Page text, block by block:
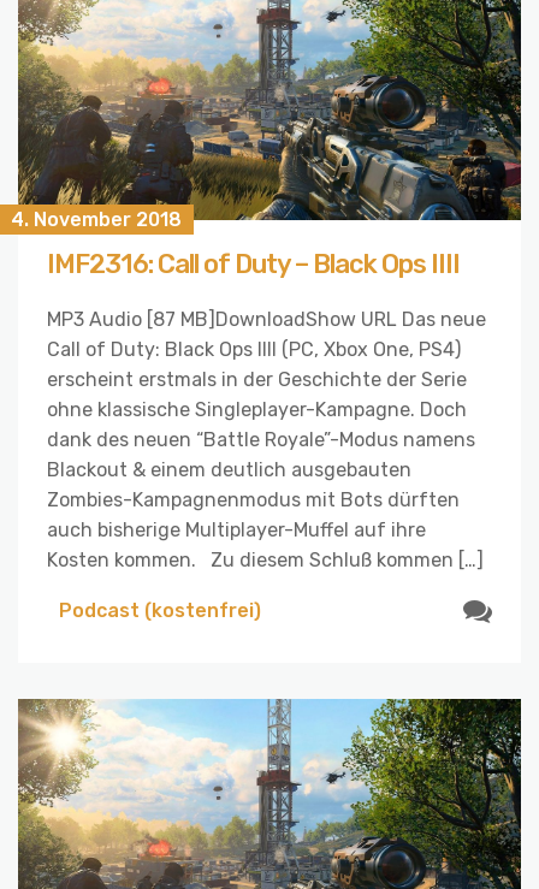
4. November 2018
IMF2316: Call of Duty – Black Ops IIII
MP3 Audio [87 MB]DownloadShow URL Das neue
Call of Duty: Black Ops IIII (PC, Xbox One, PS4)
erscheint erstmals in der Geschichte der Serie
ohne klassische Singleplayer-Kampagne. Doch
dank des neuen “Battle Royale”-Modus namens
Blackout & einem deutlich ausgebauten
Zombies-Kampagnenmodus mit Bots dürften
auch bisherige Multiplayer-Muffel auf ihre
Kosten kommen. Zu diesem Schluß kommen […]
Podcast (kostenfrei)